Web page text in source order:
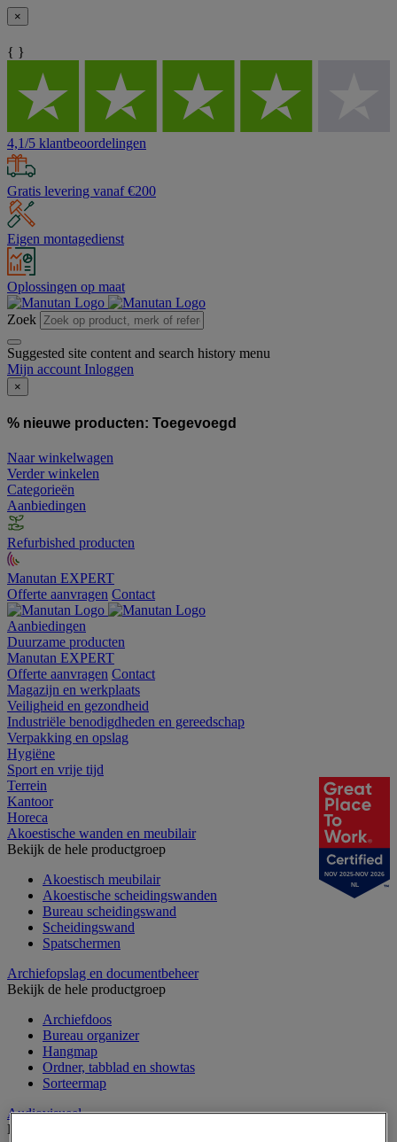
×
{ }
4,1/5 klantbeoordelingen
Gratis levering vanaf €200
Eigen montagedienst
Oplossingen op maat
Zoek
Suggested site content and search history menu
Mijn account Inloggen
×
% nieuwe producten: Toegevoegd
Naar winkelwagen
Verder winkelen
Categorieën
Aanbiedingen
Refurbished producten
Manutan EXPERT
Offerte aanvragen Contact
Aanbiedingen
Duurzame producten
Manutan EXPERT
Offerte aanvragen Contact
Magazijn en werkplaats
Veiligheid en gezondheid
Industriële benodigdheden en gereedschap
Verpakking en opslag
Hygiëne
Sport en vrije tijd
Terrein
Kantoor
Horeca
Akoestische wanden en meubilair
Bekijk de hele productgroep
Akoestisch meubilair
Akoestische scheidingswanden
Bureau scheidingswand
Scheidingswand
Spatschermen
Archiefopslag en documentbeheer
Bekijk de hele productgroep
Archiefdoos
Bureau organizer
Hangmap
Ordner, tabblad en showtas
Sorteermap
Audiovisueel
Bekijk de hele productgroep
NOV 2025-NOV 2026
NL